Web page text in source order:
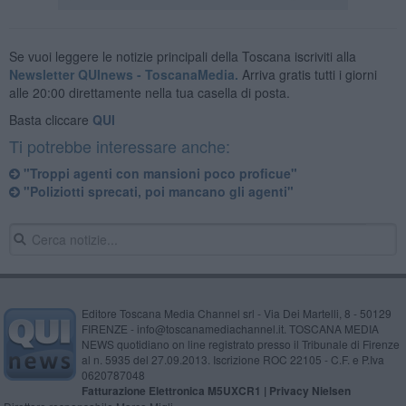
Se vuoi leggere le notizie principali della Toscana iscriviti alla
Newsletter QUInews - ToscanaMedia. Arriva gratis tutti i giorni
alle 20:00 direttamente nella tua casella di posta.
Basta cliccare QUI
Ti potrebbe interessare anche:
"Troppi agenti con mansioni poco proficue"
"Poliziotti sprecati, poi mancano gli agenti"
Editore Toscana Media Channel srl - Via Dei Martelli, 8 - 50129
FIRENZE - info@toscanamediachannel.it. TOSCANA MEDIA
NEWS quotidiano on line registrato presso il Tribunale di Firenze
al n. 5935 del 27.09.2013. Iscrizione ROC 22105 - C.F. e P.Iva
0620787048
Fatturazione Elettronica M5UXCR1 | Privacy Nielsen